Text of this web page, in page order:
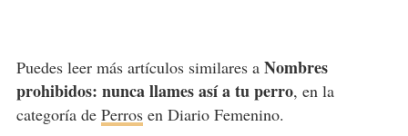
Puedes leer más artículos similares a Nombres
prohibidos: nunca llames así a tu perro, en la
categoría de Perrosen Diario Femenino.